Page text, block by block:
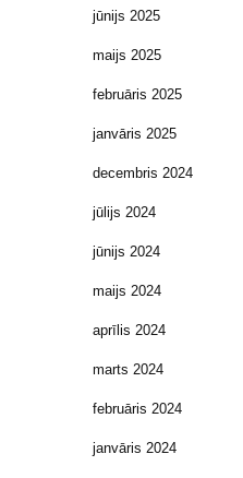
jūnijs 2025
maijs 2025
februāris 2025
janvāris 2025
decembris 2024
jūlijs 2024
jūnijs 2024
maijs 2024
aprīlis 2024
marts 2024
februāris 2024
janvāris 2024